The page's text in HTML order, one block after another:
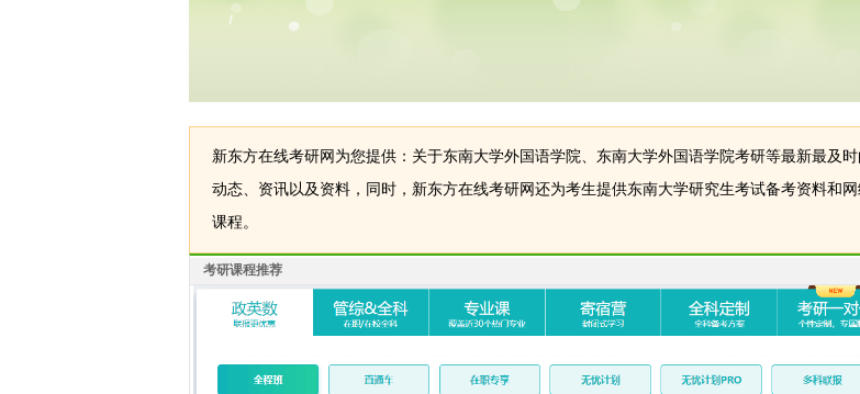
新东方在线考研网为您提供：关于东南大学外国语学院、东南大学外国语学院考研等最新最及时
动态、资讯以及资料，同时，新东方在线考研网还为考生提供东南大学研究生考试备考资料和
课程。
考研课程推荐